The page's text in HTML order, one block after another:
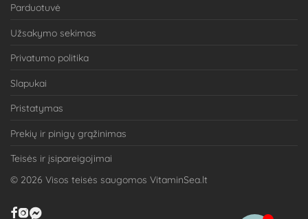
Parduotuvė
Užsakymo sekimas
Privatumo politika
Slapukai
Pristatymas
Prekių ir pinigų grąžinimas
Teisės ir įsipareigojimai
© 2026 Visos teisės saugomos VitaminSea.lt